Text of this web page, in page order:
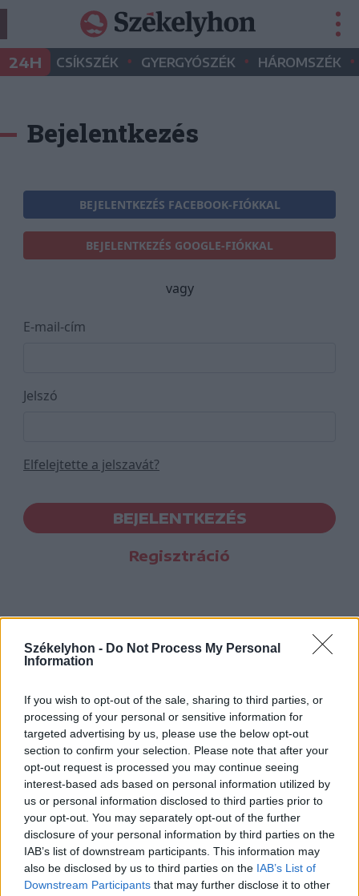
Székelyhon - Do Not Process My Personal
Information
If you wish to opt-out of the sale, sharing to third parties, or
processing of your personal or sensitive information for
targeted advertising by us, please use the below opt-out
section to confirm your selection. Please note that after your
opt-out request is processed you may continue seeing
interest-based ads based on personal information utilized by
us or personal information disclosed to third parties prior to
your opt-out. You may separately opt-out of the further
disclosure of your personal information by third parties on the
IAB’s list of downstream participants. This information may
also be disclosed by us to third parties on the IAB’s List of
Downstream Participants that may further disclose it to other
24H CSÍKSZÉK • GYERGYÓSZÉK • HÁROMSZÉK •
Bejelentkezés
BEJELENTKEZÉS FACEBOOK-FIÓKKAL
BEJELENTKEZÉS GOOGLE-FIÓKKAL
vagy
E-mail-cím
Jelszó
Elfelejtette a jelszavát?
BEJELENTKEZÉS
Regisztráció
Hasznos
Impresszum
Szerzői jogok
Adatvédelmi tájékoztató
Cookie-kezelési tájékoztató
Hozzászólási szabályzat